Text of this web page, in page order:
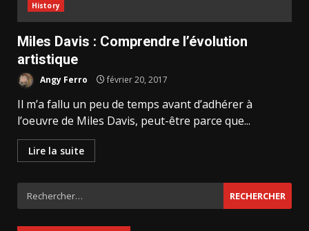
History
Miles Davis : Comprendre l’évolution
artistique
Angy Ferro février 20, 2017
Il m’a fallu un peu de temps avant d’adhérer à
l’oeuvre de Miles Davis, peut-être parce que...
Lire la suite
Rechercher :